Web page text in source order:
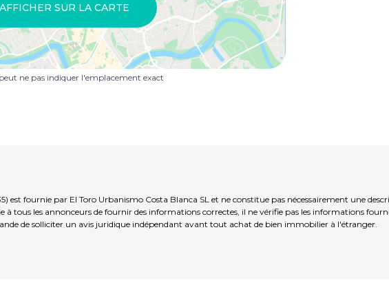
AFFICHER SUR LA CARTE
ne pas indiquer l'emplacement exact
est fournie par El Toro Urbanismo Costa Blanca SL et ne constitue pas nécessairement une
à tous les annonceurs de fournir des informations correctes, il ne vérifie pas les informations
de solliciter un avis juridique indépendant avant tout achat de bien immobilier à l'étranger.